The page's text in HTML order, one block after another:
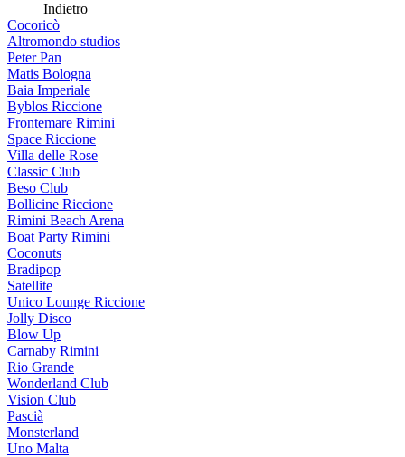
Indietro
Cocoricò
Altromondo studios
Peter Pan
Matis Bologna
Baia Imperiale
Byblos Riccione
Frontemare Rimini
Space Riccione
Villa delle Rose
Classic Club
Beso Club
Bollicine Riccione
Rimini Beach Arena
Boat Party Rimini
Coconuts
Bradipop
Satellite
Unico Lounge Riccione
Jolly Disco
Blow Up
Carnaby Rimini
Rio Grande
Wonderland Club
Vision Club
Pascià
Monsterland
Uno Malta